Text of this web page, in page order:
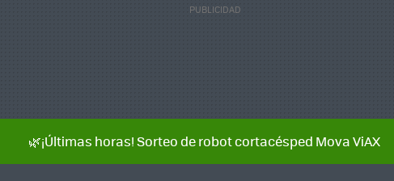
🌿¡Últimas horas! Sorteo de robot cortacésped Mova ViAX